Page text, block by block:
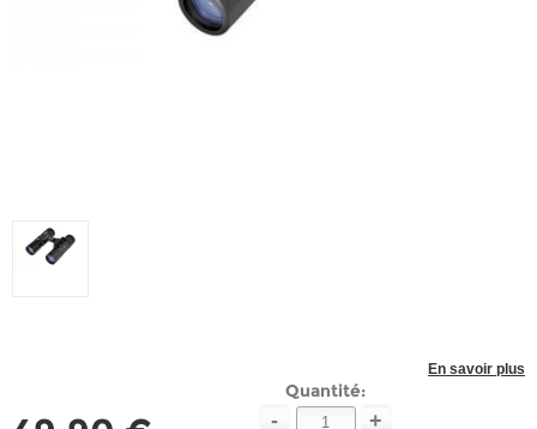
En savoir plus
Quantité:
- +